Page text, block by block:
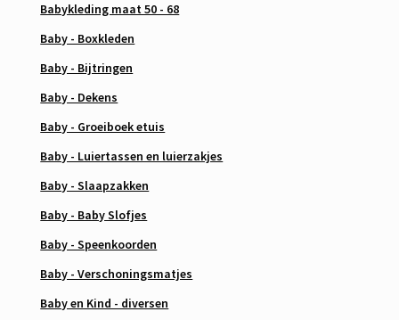
Babykleding maat 50 - 68
Baby - Boxkleden
Baby - Bijtringen
Baby - Dekens
Baby - Groeiboek etuis
Baby - Luiertassen en luierzakjes
Baby - Slaapzakken
Baby - Baby Slofjes
Baby - Speenkoorden
Baby - Verschoningsmatjes
Baby en Kind - diversen